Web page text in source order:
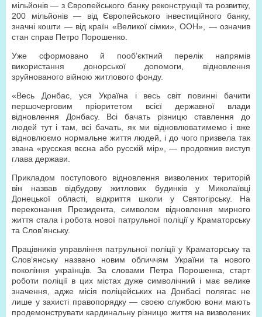
мільйонів — з Європейського банку реконструкції та розвитку,
200 мільйонів — від Європейського інвестиційного банку,
значні кошти — від країн «Великої сімки», ООН», — означив
стан справ Петро Порошенко.
Уже сформовано й пооб’єктний перелік напрямів
використання донорської допомоги, відновлення
зруйнованого війною житлового фонду.
«Весь Донбас, уся Україна і весь світ повинні бачити
першочерговим пріоритетом всієї державної влади
відновлення Донбасу. Всі бачать різницю ставлення до
людей тут і там, всі бачать, як ми відновлюватимемо і вже
відновлюємо нормальне життя людей, і до чого призвела так
звана «русская вєсна або русскій мір», — продовжив виступ
глава держави.
Прикладом поступового відновлення визволених територій
він назвав відбудову житлових будинків у Миколаївці
Донецької області, відкриття школи у Святогірську. На
переконання Президента, символом відновлення мирного
життя стала і робота нової патрульної поліції у Краматорську
та Слов’янську.
Працівників управління патрульної поліції у Краматорську та
Слов’янську названо новим обличчям України та нового
покоління українців. За словами Петра Порошенка, старт
роботи поліції в цих містах дуже символічний і має велике
значення, адже місія поліцейських на Донбасі полягає не
лише у захисті правопорядку — своєю службою вони мають
продемонструвати кардинальну різницю життя на визволених